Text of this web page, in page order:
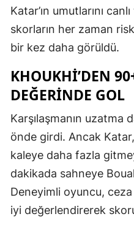
Katar’ın umutlarını
skorların her zaman
bir kez daha görüldü.
KHOUKHI’DEN
DEĞERINDE GOL
Karşılaşmanın uzatma
önde girdi. Ancak
kaleye daha fazla
dakikada sahneye
Deneyimli oyuncu, ceza
iyi değerlendirerek